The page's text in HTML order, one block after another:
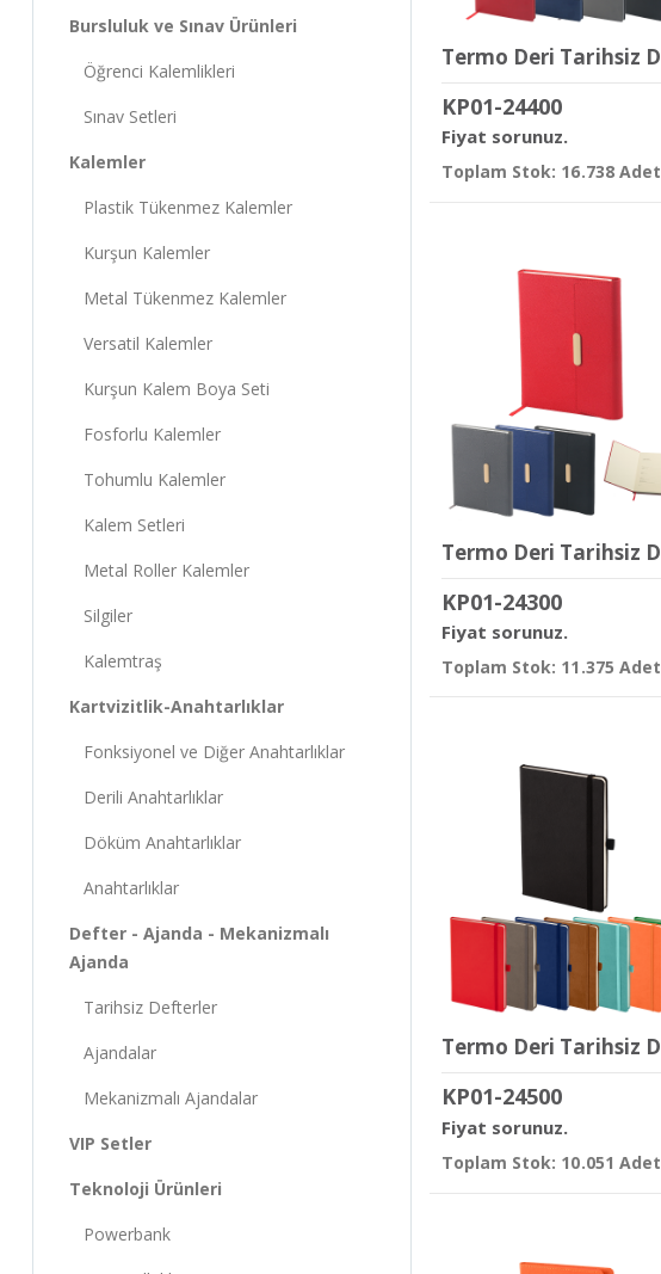
Bursluluk ve Sınav Ürünleri
Öğrenci Kalemlikleri
Sınav Setleri
Kalemler
Plastik Tükenmez Kalemler
Kurşun Kalemler
Metal Tükenmez Kalemler
Versatil Kalemler
Kurşun Kalem Boya Seti
Fosforlu Kalemler
Tohumlu Kalemler
Kalem Setleri
Metal Roller Kalemler
Silgiler
Kalemtraş
Kartvizitlik-Anahtarlıklar
Fonksiyonel ve Diğer Anahtarlıklar
Derili Anahtarlıklar
Döküm Anahtarlıklar
Anahtarlıklar
Defter - Ajanda - Mekanizmalı
Ajanda
Tarihsiz Defterler
Ajandalar
Mekanizmalı Ajandalar
VIP Setler
Teknoloji Ürünleri
Powerbank
KP01-24400
Fiyat sorunuz.
Toplam Stok: 16.738 Adet
KP01-24300
Fiyat sorunuz.
Toplam Stok: 11.375 Adet
KP01-24500
Fiyat sorunuz.
Toplam Stok: 10.051 Adet